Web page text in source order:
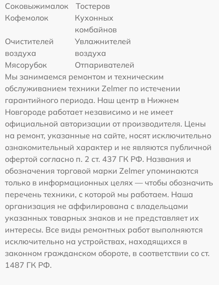
Соковыжималок
Тостеров
Кофемолок
Кухонных
комбайнов
Очистителей
воздуха
Увлажнителей
воздуха
Мясорубок
Отпаривателей
Мы занимаемся ремонтом и техническим
обслуживанием техники Zelmer по истечении
гарантийного периода. Наш центр в Нижнем
Новгороде работает независимо и не имеет
официальной авторизации от производителя. Цены
на ремонт, указанные на сайте, носят исключительно
ознакомительный характер и не являются публичной
офертой согласно п. 2 ст. 437 ГК РФ. Названия и
обозначения торговой марки Zelmer упоминаются
только в информационных целях — чтобы обозначить
перечень техники, с которой мы работаем. Наша
организация не аффилирована с владельцами
указанных товарных знаков и не представляет их
интересы. Все виды ремонтных работ выполняются
исключительно на устройствах, находящихся в
законном гражданском обороте, в соответствии со ст.
1487 ГК РФ.